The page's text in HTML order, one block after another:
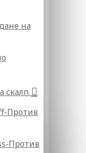
на
скалп
Против
Против